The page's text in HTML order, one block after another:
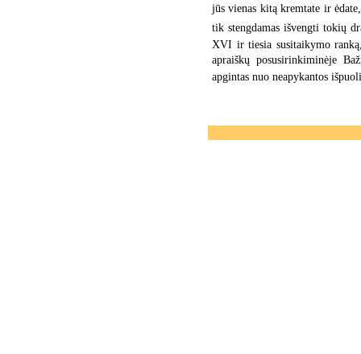
jūs vienas kitą kremtate ir
tik stengdamas išvengti tokių
XVI ir tiesia susitaikymo
apraiškų posusirinkiminėje
apgintas nuo neapykantos